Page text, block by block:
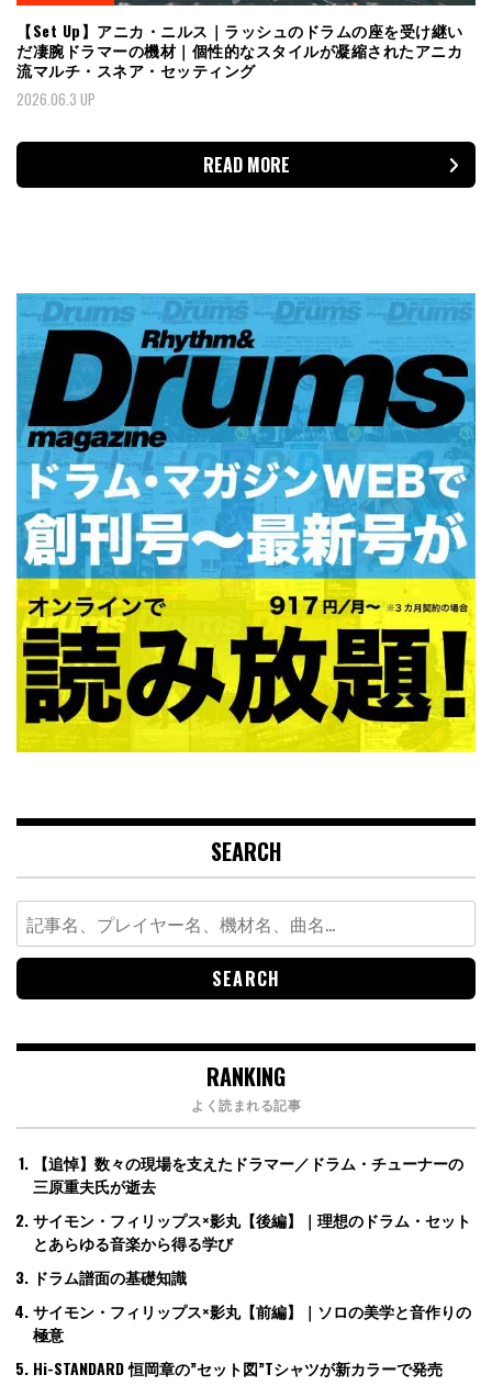
【Set Up】アニカ・ニルス｜ラッシュのドラムの座を受け継い
だ凄腕ドラマーの機材｜個性的なスタイルが凝縮されたアニカ
流マルチ・スネア・セッティング
2026.06.3 UP
READ MORE
SEARCH
Search
for:
RANKING
よく読まれる記事
【追悼】数々の現場を支えたドラマー／ドラム・チューナーの
三原重夫氏が逝去
サイモン・フィリップス×影丸【後編】｜理想のドラム・セット
とあらゆる音楽から得る学び
ドラム譜面の基礎知識
サイモン・フィリップス×影丸【前編】｜ソロの美学と音作りの
極意
Hi-STANDARD 恒岡章の”セット図”Tシャツが新カラーで発売